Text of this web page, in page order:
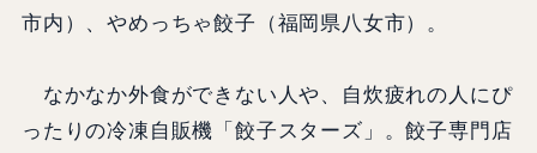
市内）、やめっちゃ餃子（福岡県八女市）。
なかなか外食ができない人や、自炊疲れの人にぴ
ったりの冷凍自販機「餃子スターズ」。餃子専門店